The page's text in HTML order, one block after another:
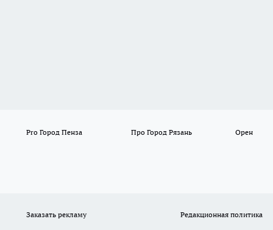
Pro Город Пенза Про Город Рязань Орен
Заказать рекламу Редакционная политика